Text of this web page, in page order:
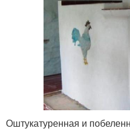
Оштукатуренная и